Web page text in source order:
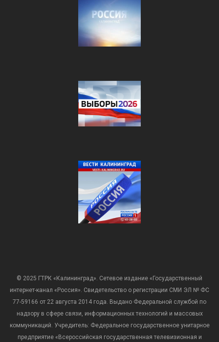
© 2025 ГТРК «Калининград». Сетевое издание «Государственный
интернет-канал «Россия». Свидетельство о регистрации СМИ ЭЛ № ФС
77-59166 от 22 августа 2014 года. Выдано Федеральной службой по
надзору в сфере связи, информационных технологий и массовых
коммуникаций. Учредитель: Федеральное государственное унитарное
предприятие «Всероссийская государственная телевизионная и